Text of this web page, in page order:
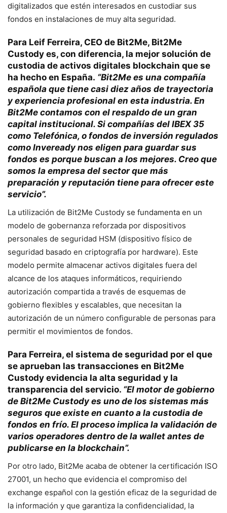
digitalizados que estén interesados en custodiar sus
fondos en instalaciones de muy alta seguridad.
Para Leif Ferreira, CEO de Bit2Me, Bit2Me
Custody es, con diferencia, la mejor solución de
custodia de activos digitales blockchain que se
ha hecho en España. “Bit2Me es una compañía
española que tiene casi diez años de trayectoria
y experiencia profesional en esta industria. En
Bit2Me contamos con el respaldo de un gran
capital institucional. Si compañías del IBEX 35
como Telefónica, o fondos de inversión regulados
como Inveready nos eligen para guardar sus
fondos es porque buscan a los mejores. Creo que
somos la empresa del sector que más
preparación y reputación tiene para ofrecer este
servicio”.
La utilización de Bit2Me Custody se fundamenta en un
modelo de gobernanza reforzada por dispositivos
personales de seguridad HSM (dispositivo físico de
seguridad basado en criptografía por hardware). Este
modelo permite almacenar activos digitales fuera del
alcance de los ataques informáticos, requiriendo
autorización compartida a través de esquemas de
gobierno flexibles y escalables, que necesitan la
autorización de un número configurable de personas para
permitir el movimientos de fondos.
Para Ferreira, el sistema de seguridad por el que
se aprueban las transacciones en Bit2Me
Custody evidencia la alta seguridad y la
transparencia del servicio. “El motor de gobierno
de Bit2Me Custody es uno de los sistemas más
seguros que existe en cuanto a la custodia de
fondos en frío. El proceso implica la validación de
varios operadores dentro de la wallet antes de
publicarse en la blockchain”.
Por otro lado, Bit2Me acaba de obtener la certificación ISO
27001, un hecho que evidencia el compromiso del
exchange español con la gestión eficaz de la seguridad de
la información y que garantiza la confidencialidad, la